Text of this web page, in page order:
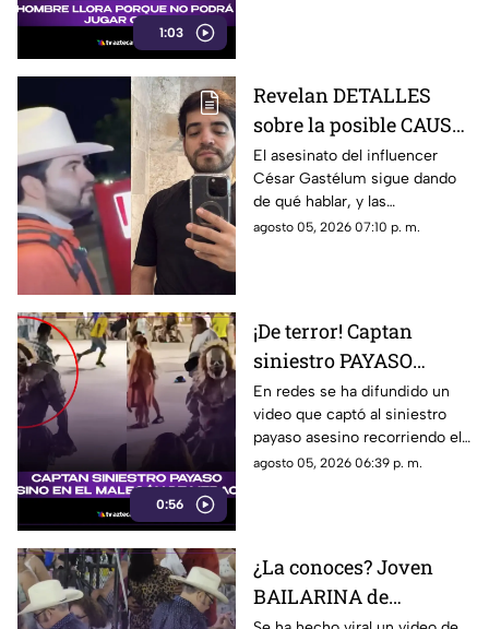
1:03
Revelan DETALLES
sobre la posible CAUSA
del ASESINATO de
César Gastélum
El asesinato del influencer
César Gastélum sigue dando
de qué hablar, y las
autoridades de seguridad ya
agosto 05, 2026 07:10 p. m.
0:56
¡De terror! Captan
siniestro PAYASO
ASESINO en el
MALECÓN de Veracruz
(+VIDEO)
En redes se ha difundido un
video que captó al siniestro
payaso asesino recorriendo el
malecón de la ciudad de
agosto 05, 2026 06:39 p. m.
¿La conoces? Joven
BAILARINA de